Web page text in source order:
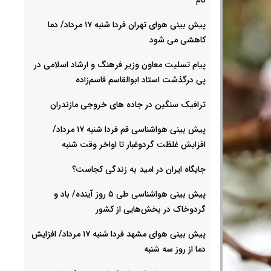
پیش بینی هوای تهران فردا شنبه ۱۷ مرداد/ دما
کاهشی می شود
پیام تسلیت معاون وزیر فرهنگ و ارشاد اسلامی در
پی درگذشت استاد ابوالقاسم قاسم‌زاده
ترافیک سنگین در جاده های خروجی مازندران
پیش بینی هواشناسی قم فردا شنبه ۱۷ مرداد/
افزایش غلظت گردوغبار تا اواخر وقت شنبه
جایگاه ایران در امید به زندگی کجاست؟
پیش بینی هواشناسی طی ۵ روز آینده/ باد و
گردوخاک در بخش‌هایی از کشور
پیش بینی هوای مشهد فردا شنبه ۱۷ مرداد/ افزایش
دما از روز سه شنبه